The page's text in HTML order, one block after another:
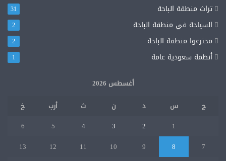
تراث منطقة الباحة 31
السياحة في منطقة الباحة 2
مخترعوا منطقة الباحة 2
أنظمة سعودية عامة 1
أغسطس 2026
ج
س د ن ث أرب
خ
1
2
3
4
5
6
7
8
9
10
11
12
13